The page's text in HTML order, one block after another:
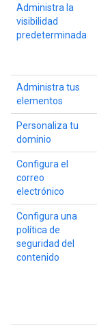
Administra la
visibilidad
predeterminada
Administra tus
elementos
Personaliza tu
dominio
Configura el
correo
electrónico
Configura una
política de
seguridad del
contenido